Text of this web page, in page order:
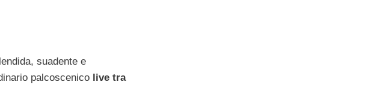
suadente e
palcoscenico live tra